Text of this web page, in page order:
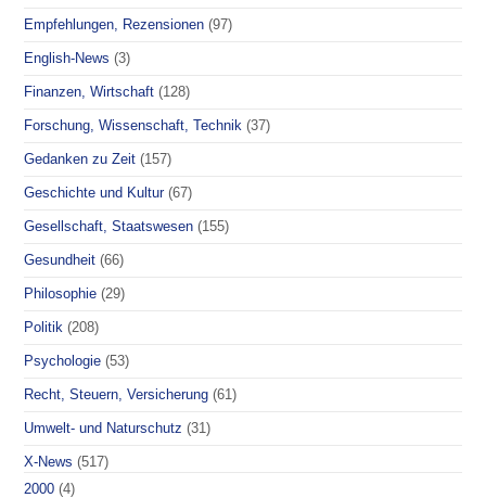
Empfehlungen, Rezensionen (97)
English-News (3)
Finanzen, Wirtschaft (128)
Forschung, Wissenschaft, Technik (37)
Gedanken zu Zeit (157)
Geschichte und Kultur (67)
Gesellschaft, Staatswesen (155)
Gesundheit (66)
Philosophie (29)
Politik (208)
Psychologie (53)
Recht, Steuern, Versicherung (61)
Umwelt- und Naturschutz (31)
X-News (517)
2000 (4)